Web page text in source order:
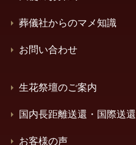
葬儀社からのマメ知識
お問い合わせ
生花祭壇のご案内
国内長距離送還・国際送還
お客様の声